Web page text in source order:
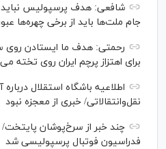
شافعی: هدف پرسپولیس نباید
جام ملت‌ها باید از برخی چهره‌ها
رحمتی: هدف ما ایستادن
برای اهتزاز پرچم ایران روی تخته
اطلاعیه باشگاه استقلال
نقل‌وانتقالاتی/ خبری از معجزه نبود
چند خبر از سرخ‌پوشان
فدراسیون فوتبال پرسپولیسی شد